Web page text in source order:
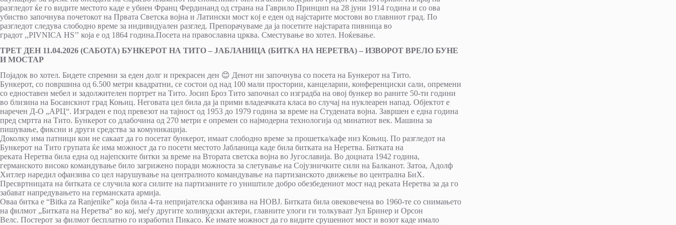
разгледот ќе го видите местото каде е убиен Франц Фердинанд од страна на Гаврило Принцип на 28 јуни 1914 година и со ова
убиство започнува почетокот на Првата Светска војна и Латински мост кoј е еден од најстарите мостови во главниот град. По
разгледот следува слободно време за индивидуален разглед. Препорачуваме да ја посетите најстарата пивница во
градот ,,PIVNICA HS’’ која е од 1864 година.Посета на православна црква. Сместување во хотел. Ноќевање.
ТРЕТ ДЕН 11.04.2026 (САБОТА) БУНКЕРОТ НА ТИТО – ЈАБЛАНИЦА (БИТКА НА НЕРЕТВА) – ИЗВОРОТ ВРЕЛО БУНЕ
И МОСТАР
Појадок во хотел. Бидете спремни за еден долг и прекрасен ден 😊 Денот ни започнува со посета на Бункерот на Тито.
Бункерот, со површина од 6.500 метри квадратни, се состои од над 100 мали простории, канцеларии, конференциски сали, опремени
со едноставен мебел и задолжителен портрет на Тито. Јосип Броз Тито започнал со изградба на овој бункер во раните 50-ти години
во близина на Босанскиот град Коњиц. Неговата цел била да ја прими владеачката класа во случај на нуклеарен напад. Објектот е
наречен Д-О „АРЦ“. Изграден е под превезот на тајност од 1953 до 1979 година за време на Студената војна. Завршен е една година
пред смртта на Тито. Бункерот со длабочина од 270 метри е опремен со најмодерна технологија од минатиот век. Машина за
пишување, фиксни и други средства за комуникација.
Доколку има патници кои не сакаат да го посетат бункерот, имаат слободно време за прошетка/кафе низ Коњиц. По разгледот на
Бункерот на Тито групата ќе има можност да го посети местото Јабланица каде била битката на Неретва. Битката на
реката Неретва била една од најепските битки за време на Втората светска војна во Југославија. Во доцната 1942 година,
германското високо командување било загрижено поради можноста за слетување на Сојузничките сили на Балканот. Затоа, Адолф
Хитлер наредил офанзива со цел нарушување на централното командување на партизанското движење во централна БиХ.
Пресвртницата на битката се случила кога силите на партизаните го уништиле добро обезбедениот мост над реката Неретва за да го
забават напредувањето на германската армија.
Oваа битка е “Bitka za Ranjenike” која била 4-та непријателска офанзива на НОВЈ. Битката била овековечена во 1960-те со снимањето
на филмот „Битката на Неретва“ во кој, меѓу другите холивудски актери, главните улоги ги толкуваат Јул Бринер и Орсон
Велс. Постерот за филмот бесплатно го изработил Пикасо. Ќе имате можност да го видите срушениот мост и возот каде имало